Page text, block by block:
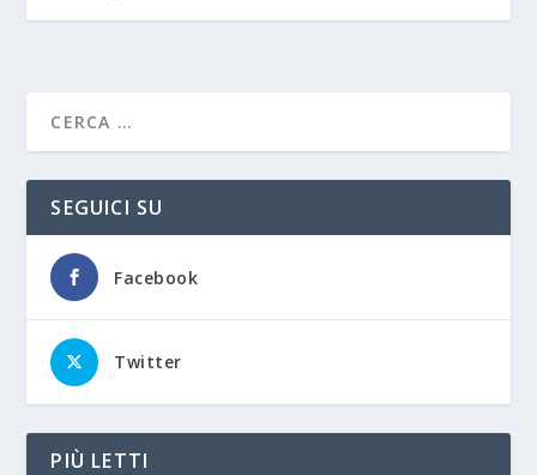
SEGUICI SU
Facebook
Twitter
PIÙ LETTI